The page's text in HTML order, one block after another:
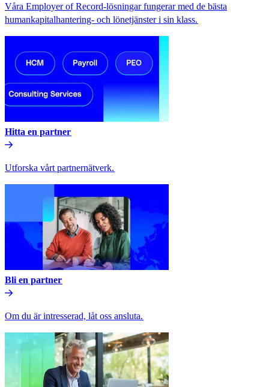
Våra Employer of Record-lösningar fungerar med de bästa
humankapitalhantering- och lönetjänster i sin klass.​​
Hitta en partner​​
Utforska vårt partnernätverk.​​
Bli en partner​​
Om du är intresserad, låt oss ansluta.​​